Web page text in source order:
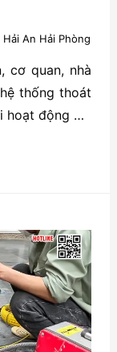
An Hải Phòng
cơ quan, nhà
thống thoát
hoạt động …